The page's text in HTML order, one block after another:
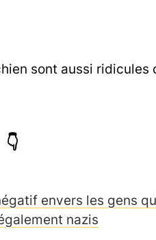
sont aussi ridicules
envers les gens
nazis